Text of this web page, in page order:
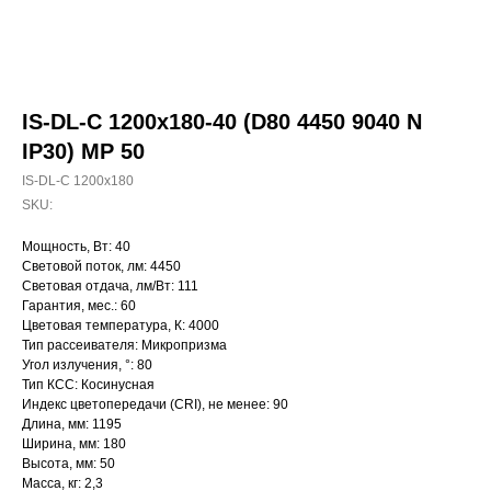
IS-DL-C 1200x180-40 (D80 4450 9040 N
IP30) MP 50
IS-DL-C 1200x180
SKU:
Мощность, Вт: 40
Световой поток, лм: 4450
Световая отдача, лм/Вт: 111
Гарантия, мес.: 60
Цветовая температура, К: 4000
Тип рассеивателя: Микропризма
Угол излучения, °: 80
Тип КСС: Косинусная
Индекс цветопередачи (CRI), не менее: 90
Длина, мм: 1195
Ширина, мм: 180
Высота, мм: 50
Масса, кг: 2,3